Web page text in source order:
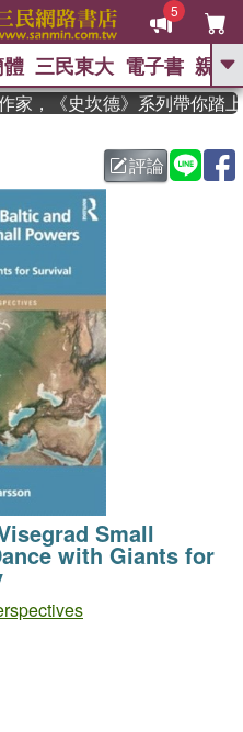
5
GO
、 暑期推薦 、
台灣的李登輝時代 、 數學
黎曼猜想 、
歷史是一群喵
三民東大 電子書 親子
，《史坎德》系列帶你踏上
評論
Small
with Giants for